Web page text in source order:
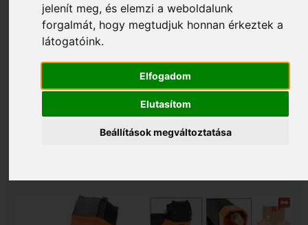
jelenít meg, és elemzi a weboldalunk
forgalmát, hogy megtudjuk honnan érkeztek a
látogatóink.
Elfogadom
Elutasítom
Beállítások megváltoztatása
Scheppach Pneumatikus tűzőgép/szögbelövő 2
az 1-ben - 7906100744